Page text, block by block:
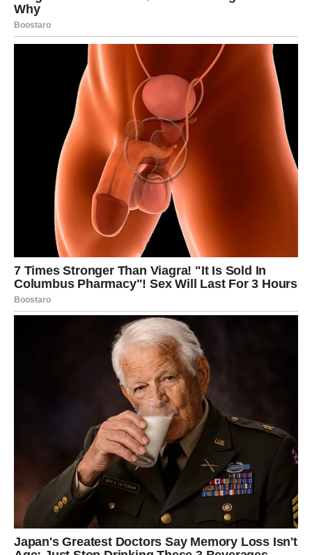
BIK – NAGRADA POSLE
STRPLJENJA
Bikovi su dugo nosili tišinu u sebi. Druga polovina
februara donosi karmičku nagradu za istrajnost.
Na poslu – ako ste radili bez priznanja, sada dolazi prilika
koja potvrđuje vašu vrednost.
U ljubavi – neko shvata koliko ste bili oslonac. Ako je bilo
hladnoće, sada dolazi toplina.
Finansijski – stabilnost se vraća. Moguća je isplata ili
priliv koji rešava brige.
Pravda za vas dolazi polako, ali sigurno – i ostaje trajna.
BLIZANCI – SUOČAVANJE SA
Blizanci ulaze u period kada karma traži jasnoću. Ako ste
bežali od odluke, sada više nema odlaganja.
U ljubavi – istina izlazi na površinu. Ako postoji treća
osoba ili skrivena emocija, situacija se razotkriva.
Na poslu – komunikacija postaje ključ. Jedna rečenica
može promeniti tok saradnje.